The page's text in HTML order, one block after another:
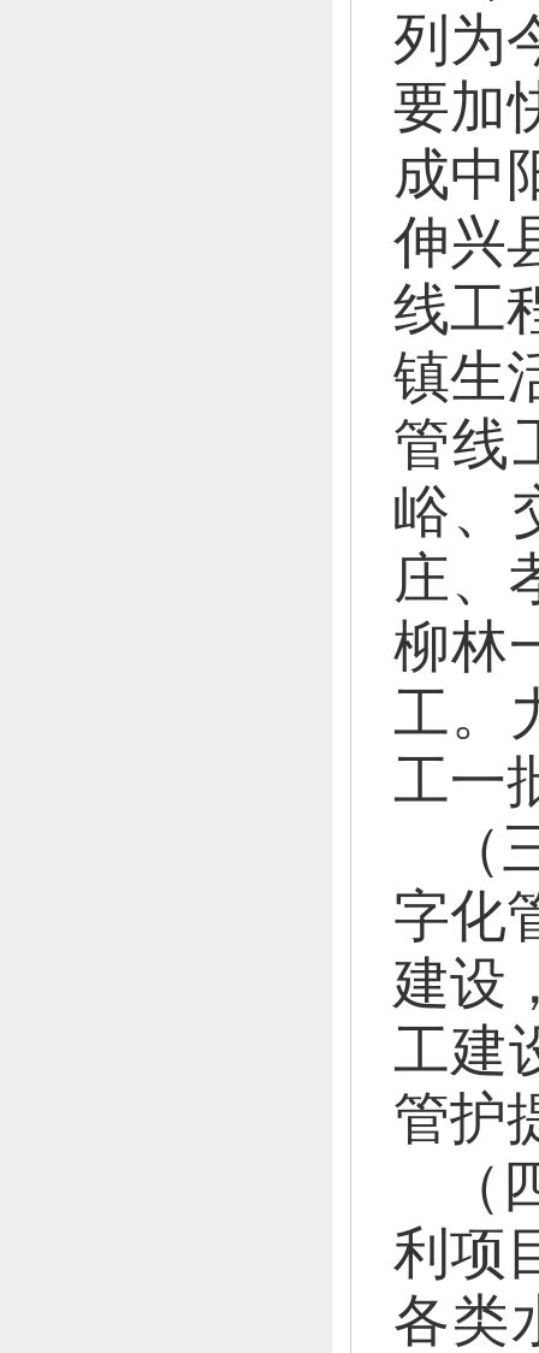
列为
要加
成中
伸兴
线工
镇生
管线
峪、
庄、
柳林
工。
工一
（
字化
建设
工建
管护
（
利 项
各类